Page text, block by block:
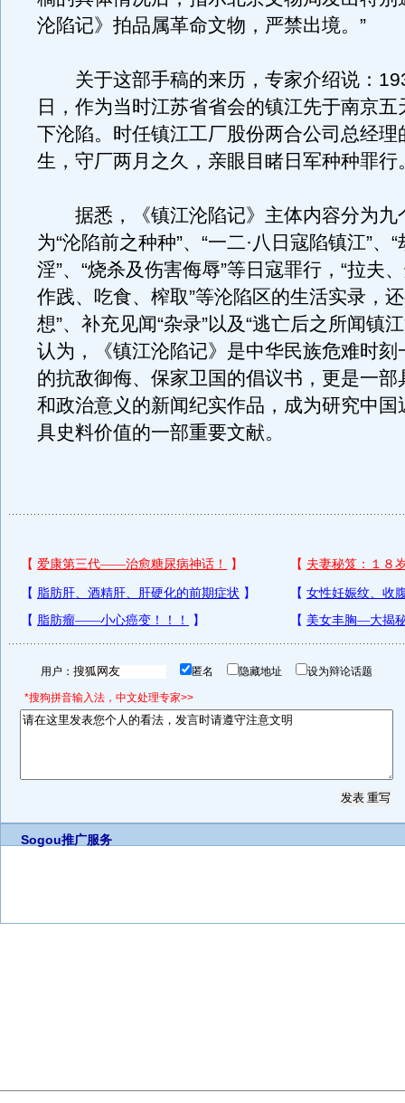
沦陷记》拍品属革命文物，严禁出境。”
关于这部手稿的来历，专家介绍说：
日，作为当时江苏省省会的镇江先于南京五
下沦陷。时任镇江工厂股份两合公司总经理
生，守厂两月之久，亲眼目睹日军种种罪行
据悉，《镇江沦陷记》主体内容分为九
为“沦陷前之种种”、“一二·八日寇陷镇江”、“
淫”、“烧杀及伤害侮辱”等日寇罪行，“拉夫
作践、吃食、榨取”等沦陷区的生活实录，
想”、补充见闻“杂录”以及“逃亡后之所闻镇
认为，《镇江沦陷记》是中华民族危难时刻
的抗敌御侮、保家卫国的倡议书，更是一部
和政治意义的新闻纪实作品，成为研究中国
具史料价值的一部重要文献。
用户： 匿名 隐藏地址 设为辩论话题
*搜狗拼音输入法，中文处理专家>>
Sogou推广服务